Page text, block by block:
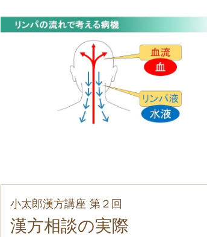
小太郎漢方講座 第２回
漢方相談の実際